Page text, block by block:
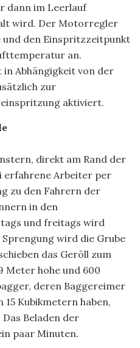
dann im Leerlauf
wird. Der Motorregler
den Einspritzzeitpunkt
an.
Abhängigkeit von der
zur
aktiviert.
direkt am Rand der
erfahrene Arbeiter per
zu den Fahrern der
in den
und freitags wird
wird die Grube
das Geröll zum
Meter hohe und 600
deren Baggereimer
15 Kubikmetern haben,
Beladen der
paar Minuten.